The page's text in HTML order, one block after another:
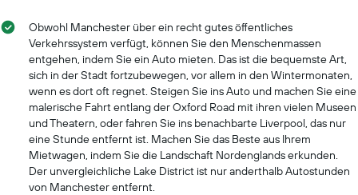
Obwohl Manchester über ein recht gutes öffentliches
Verkehrssystem verfügt, können Sie den Menschenmassen
entgehen, indem Sie ein Auto mieten. Das ist die bequemste Art,
sich in der Stadt fortzubewegen, vor allem in den Wintermonaten,
wenn es dort oft regnet. Steigen Sie ins Auto und machen Sie eine
malerische Fahrt entlang der Oxford Road mit ihren vielen Museen
und Theatern, oder fahren Sie ins benachbarte Liverpool, das nur
eine Stunde entfernt ist. Machen Sie das Beste aus Ihrem
Mietwagen, indem Sie die Landschaft Nordenglands erkunden.
Der unvergleichliche Lake District ist nur anderthalb Autostunden
von Manchester entfernt.